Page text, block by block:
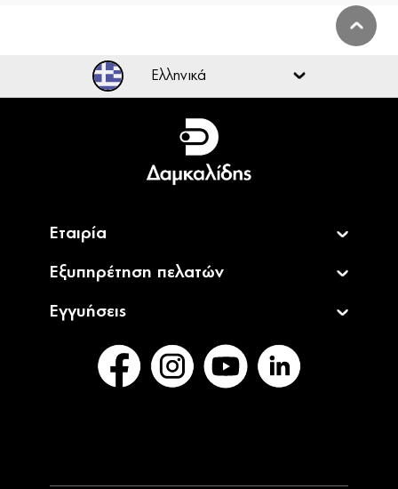
Ελληνικά
Ελληνικά
English
Εταιρία
Εξυπηρέτηση πελατών
Εγγυήσεις